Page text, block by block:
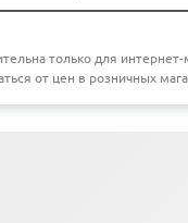
только для интернет-
от цен в розничных